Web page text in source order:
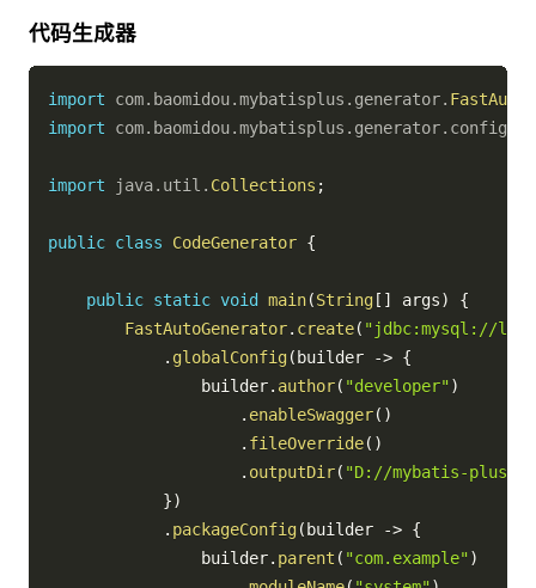
代码生成器
import com. baomidou.mybatisplus . generator.
import
com. baomidou.mybatisplus . generator. config
import java. util . Collections ;
public class CodeGenerator {
public static void main(String [ ] args)
{
FastAutoGenerator. create( "jdbc:mysql://
. globalConfig( builder -> {
                builder
. author( "developer")
. enableSwagger( )
. fileOverride( )
. outputDir( "D://mybatis-plus"
})
. packageConfig( builder -> {
                builder
. parent ( "com.example")